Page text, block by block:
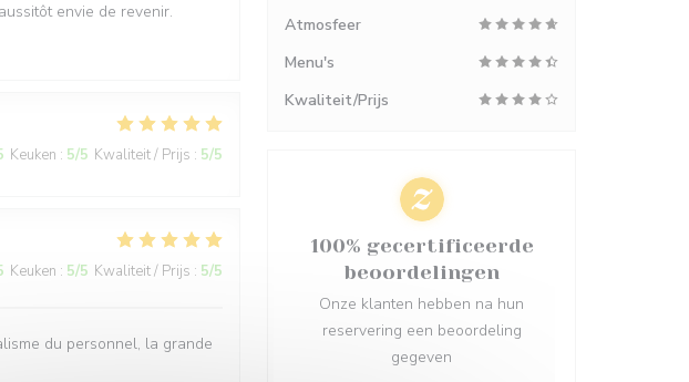
envie de revenir.
Keuken : 5/5 Kwaliteit / Prijs : 5/5
Keuken : 5/5 Kwaliteit / Prijs : 5/5
du personnel, la grande
Atmosfeer
Menu's
Kwaliteit/Prijs
100% gecertificeerde
beoordelingen
Onze klanten hebben na hun
reservering een beoordeling
gegeven